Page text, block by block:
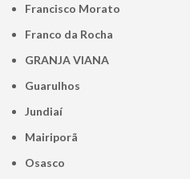
Francisco Morato
Franco da Rocha
GRANJA VIANA
Guarulhos
Jundiaí
Mairiporã
Osasco